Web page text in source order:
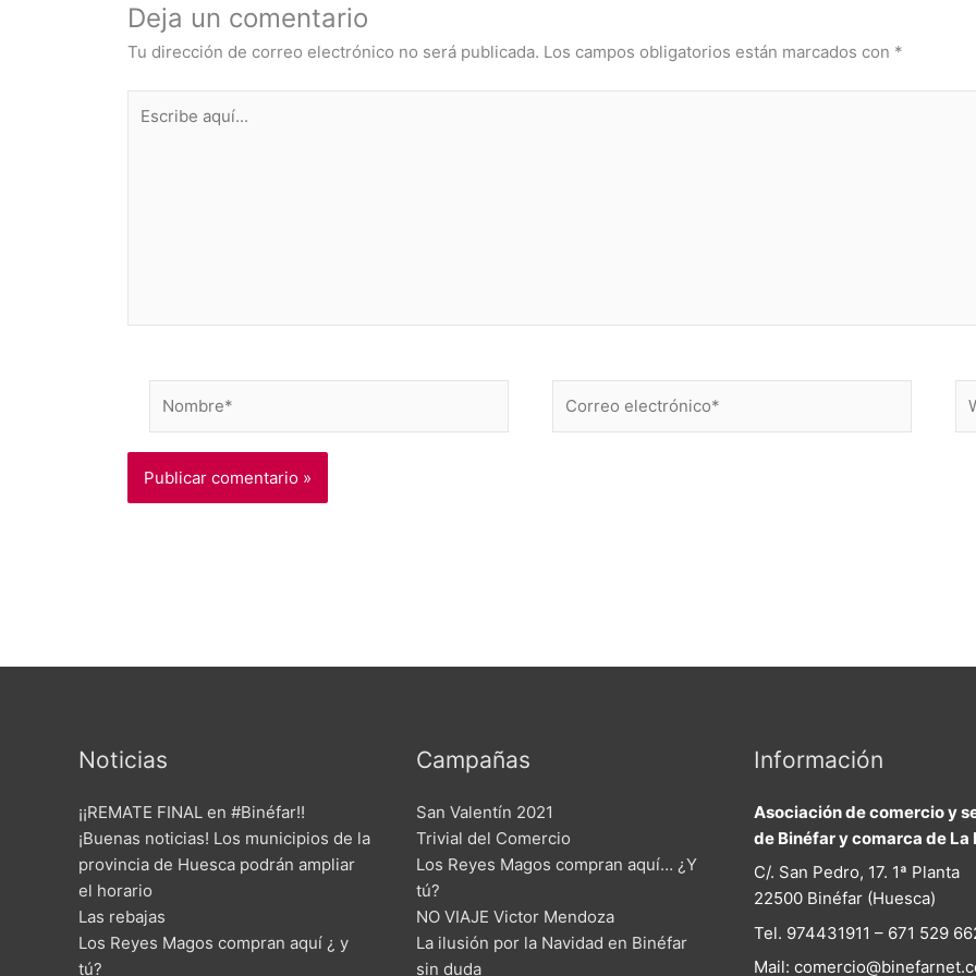
Deja un comentario
Tu dirección de correo electrónico no será publicada. Los campos obligatorios están marcados con *
aquí...
electrónico*
Noticias
¡¡REMATE FINAL en #Binéfar!!
¡Buenas noticias! Los municipios de la
provincia de Huesca podrán ampliar
el horario
Las rebajas
Los Reyes Magos compran aquí ¿ y
tú?
Campañas
San Valentín 2021
Trivial del Comercio
Los Reyes Magos compran aquí… ¿Y
tú?
NO VIAJE Victor Mendoza
La ilusión por la Navidad en Binéfar
sin duda
Información
Asociación de comercio y
de Binéfar y comarca de La
C/. San Pedro, 17. 1ª Planta
22500 Binéfar (Huesca)
Tel. 974431911 – 671 529
Mail: